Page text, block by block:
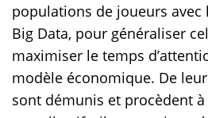
populations de joueurs avec
Big Data, pour généraliser
maximiser le temps
modèle économique. De
sont démunis et procèdent